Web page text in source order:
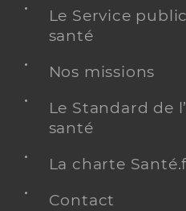
Le Service
santé
Nos missions
Le Standard de
santé
La charte
Contact